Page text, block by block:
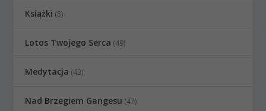
Książki (8)
Lotos Twojego Serca (49)
Medytacja (43)
Nad Brzegiem Gangesu (47)